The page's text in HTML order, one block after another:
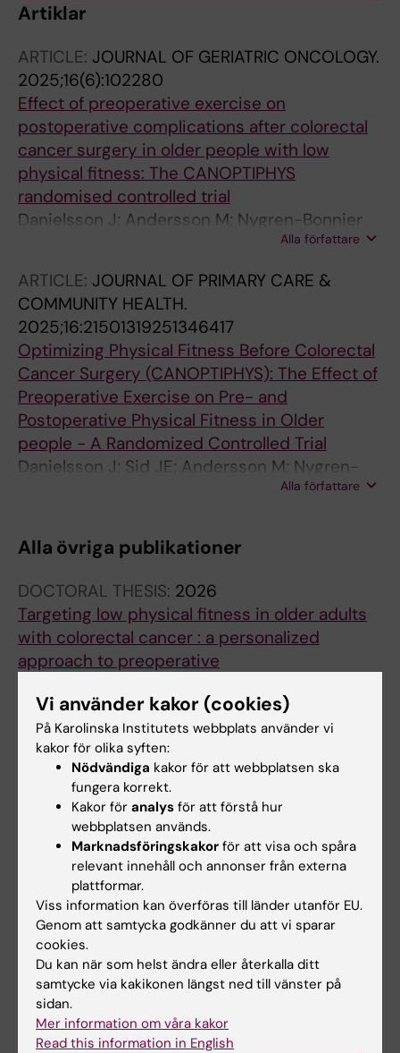
Artiklar
ARTICLE: JOURNAL OF GERIATRIC ONCOLOGY.
2025;16(6):102280
Effect of preoperative exercise on
postoperative complications after colorectal
cancer surgery in older people with low
physical fitness: The CANOPTIPHYS
randomised controlled trial
Danielsson J; Andersson M; Nygren-Bonnier
M; Thorell A; Soop M; Sturesson C; Egenvall M;
Alla författare
ARTICLE: JOURNAL OF PRIMARY CARE &
COMMUNITY HEALTH.
2025;16:21501319251346417
Optimizing Physical Fitness Before Colorectal
Cancer Surgery (CANOPTIPHYS): The Effect of
Preoperative Exercise on Pre- and
Postoperative Physical Fitness in Older
people - A Randomized Controlled Trial
Danielsson J; Sid JE; Andersson M; Nygren-
Bonnier M; Egenvall M; Hagstromer M; Vossen
Alla författare
Alla övriga publikationer
DOCTORAL THESIS: 2026
Targeting low physical fitness in older adults
with colorectal cancer : a personalized
approach to preoperative
STUDY PROTOCOL:TRIALS.2023;24(1):41
CANOPTIPHYS study protocol: Optimising
PHYSical function before CANcer surgery:
effects of pre-operative optimisation on
complications and physical function after
gastrointestinal cancer surgery in older
people at risk-a multicentre, randomised,
parallel-group study
Andersson M; Egenvall M; Danielsson J; Thorell
A; Sturesson C; Soop M; Nygren-Bonnier M;
Rydwik E
Alla författare
Forskningsområden:
Fysioterapi
Vi använder kakor (cookies)
På Karolinska Institutets webbplats använder vi
kakor för olika syften:
Nödvändiga kakor för att webbplatsen ska
fungera korrekt.
Kakor för analys för att förstå hur
webbplatsen används.
Marknadsföringskakor för att visa och spåra
relevant innehåll och annonser från externa
plattformar.
Viss information kan överföras till länder utanför EU.
Genom att samtycka godkänner du att vi sparar
cookies.
Du kan när som helst ändra eller återkalla ditt
samtycke via kakikonen längst ned till vänster på
sidan.
Mer information om våra kakor
Read this information in English